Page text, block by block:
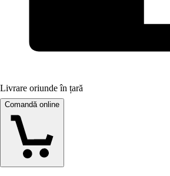
Livrare oriunde în țară
Comandă online